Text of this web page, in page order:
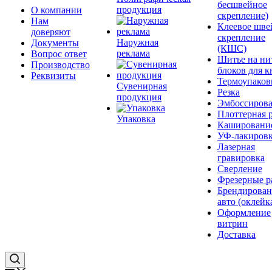
О компании
Нам
доверяют
Документы
Вопрос ответ
Производство
Реквизиты
продукция
Наружная
реклама
Сувенирная
продукция
Упаковка
бесшвейное
скрепление)
Клеевое
скрепление
(КШС)
Шитье на
блоков для
Резка
Плоттерная
УФ-
Лазерная
гравировка
Сверление
Фрезерные
авто
Оформление
витрин
Доставка